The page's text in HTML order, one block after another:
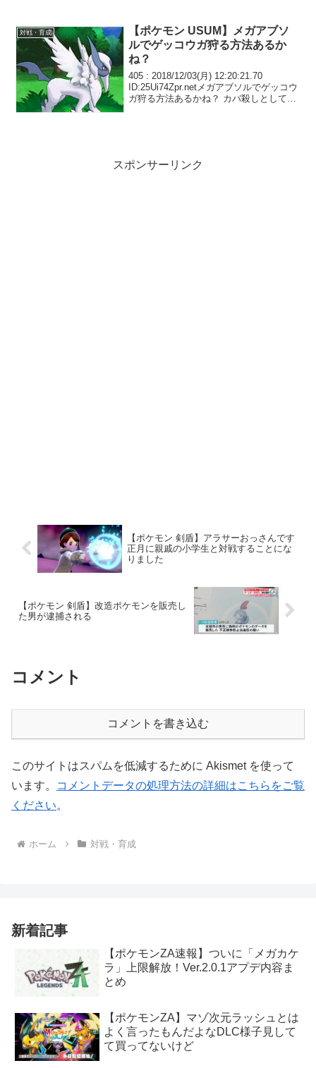
対戦・育成
【ポケモン USUM】メガアブソ
ルでゲッコウガ狩る方法あるか
ね？
405 : 2018/12/03(月) 12:20:21.70
ID:25Ui74Zpr.netメガアブソルでゲッコウ
ガ狩る方法あるかね？ カバ殺しとして先
スポンサーリンク
【ポケモン 剣盾】アラサーおっさんです
正月に親戚の小学生と対戦することにな
りました
【ポケモン 剣盾】改造ポケモンを販売し
た男が逮捕される
コメント
コメントを書き込む
このサイトはスパムを低減するために Akismet を使って
います。
コメントデータの処理方法の詳細はこちらをご覧
ください。
ホーム 対戦・育成
新着記事
【ポケモンZA速報】ついに「メガカケ
ラ」上限解放！Ver.2.0.1アプデ内容ま
とめ
【ポケモンZA】マゾ次元ラッシュとは
よく言ったもんだよなDLC様子見して
て買ってないけど